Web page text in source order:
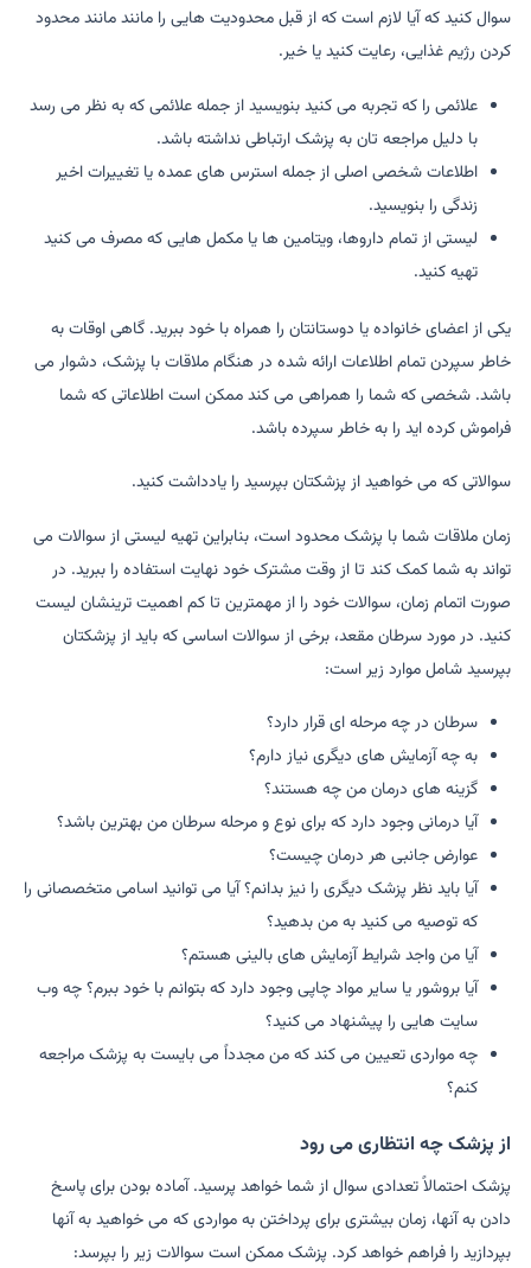
سوال کنید که آیا لازم است که از قبل محدودیت هایی را مانند مانند محدود
کردن رژیم غذایی، رعایت کنید یا خیر.
علائمی را که تجربه می کنید بنویسید از جمله علائمی که به نظر می رسد
با دلیل مراجعه تان به پزشک ارتباطی نداشته باشد.
اطلاعات شخصی اصلی از جمله استرس های عمده یا تغییرات اخیر
زندگی را بنویسید.
لیستی از تمام داروها، ویتامین ها یا مکمل هایی که مصرف می کنید
تهیه کنید.
یکی از اعضای خانواده یا دوستانتان را همراه با خود ببرید. گاهی اوقات به
خاطر سپردن تمام اطلاعات ارائه شده در هنگام ملاقات با پزشک، دشوار می
باشد. شخصی که شما را همراهی می کند ممکن است اطلاعاتی که شما
فراموش کرده اید را به خاطر سپرده باشد.
سوالاتی که می خواهید از پزشکتان بپرسید را یادداشت کنید.
زمان ملاقات شما با پزشک محدود است، بنابراین تهیه لیستی از سوالات می
تواند به شما کمک کند تا از وقت مشترک خود نهایت استفاده را ببرید. در
صورت اتمام زمان، سوالات خود را از مهمترین تا کم اهمیت ترینشان لیست
کنید. در مورد سرطان مقعد، برخی از سوالات اساسی که باید از پزشکتان
بپرسید شامل موارد زیر است:
سرطان در چه مرحله ای قرار دارد؟
به چه آزمایش های دیگری نیاز دارم؟
گزینه های درمان من چه هستند؟
آیا درمانی وجود دارد که برای نوع و مرحله سرطان من بهترین باشد؟
عوارض جانبی هر درمان چیست؟
آیا باید نظر پزشک دیگری را نیز بدانم؟ آیا می توانید اسامی متخصصانی را
که توصیه می کنید به من بدهید؟
آیا من واجد شرایط آزمایش های بالینی هستم؟
آیا بروشور یا سایر مواد چاپی وجود دارد که بتوانم با خود ببرم؟ چه وب
سایت هایی را پیشنهاد می کنید؟
چه مواردی تعیین می کند که من مجدداً می بایست به پزشک مراجعه
کنم؟
از پزشک چه انتظاری می رود
پزشک احتمالاً تعدادی سوال از شما خواهد پرسید. آماده بودن برای پاسخ
دادن به آنها، زمان بیشتری برای پرداختن به مواردی که می خواهید به آنها
بپردازید را فراهم خواهد کرد. پزشک ممکن است سوالات زیر را بپرسد: